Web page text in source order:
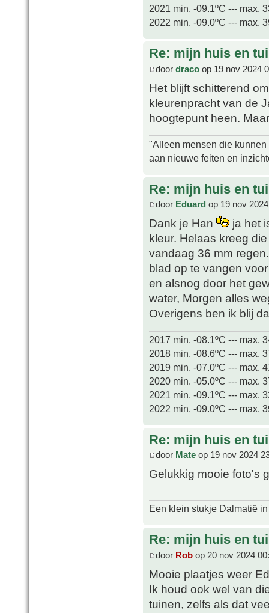
2021 min. -09.1ºC --- max.
2022 min. -09.0ºC --- max.
Re: mijn huis en
door draco op 19 nov 2024
Het blijft schitterend
kleurenpracht van de
hoogtepunt heen.
"Alleen mensen die
aan nieuwe feiten en
Re: mijn huis en
door Eduard op 19 nov
Dank je Han
ja het
kleur. Helaas kreeg
vandaag 36 mm
blad op te vangen
en alsnog door het
water, Morgen alles
Overigens ben ik blij
2017 min. -08.1ºC --- max.
2018 min. -08.6ºC --- max.
2019 min. -07.0ºC --- max.
2020 min. -05.0ºC --- max.
2021 min. -09.1ºC --- max.
2022 min. -09.0ºC --- max.
Re: mijn huis en
door Mate op 19 nov 2024
Gelukkig mooie foto's
Een klein stukje Dalmatië
Re: mijn huis en
door Rob op 20 nov 2024
Mooie plaatjes weer
Ik houd ook wel van
tuinen, zelfs als dat